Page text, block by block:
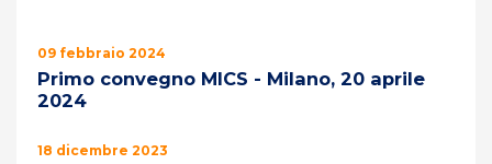
09 febbraio 2024
Primo convegno MICS - Milano, 20 aprile
2024
18 dicembre 2023